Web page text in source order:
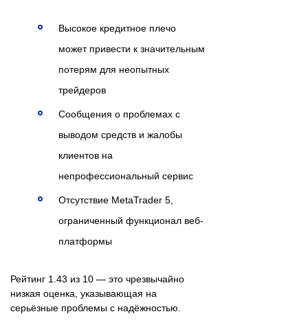
Высокое кредитное плечо
может привести к значительным
потерям для неопытных
трейдеров
Сообщения о проблемах с
выводом средств и жалобы
клиентов на
непрофессиональный сервис
Отсутствие MetaTrader 5,
ограниченный функционал веб-
платформы
Рейтинг 1.43 из 10 — это чрезвычайно
низкая оценка, указывающая на
серьёзные проблемы с надёжностью.